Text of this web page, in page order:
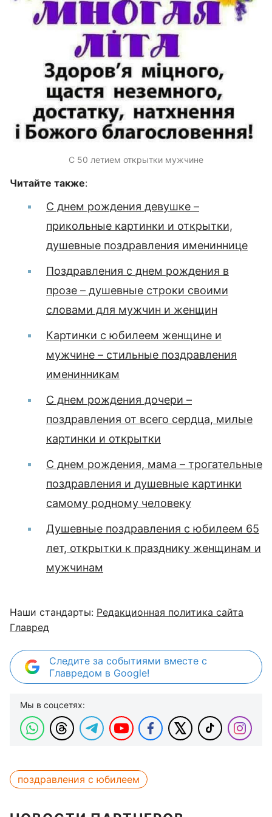
С 50 летием открытки мужчине
Читайте также:
С днем рождения девушке –
прикольные картинки и открытки,
душевные поздравления имениннице
Поздравления с днем рождения в
прозе – душевные строки своими
словами для мужчин и женщин
Картинки с юбилеем женщине и
мужчине – стильные поздравления
именинникам
С днем рождения дочери –
поздравления от всего сердца, милые
картинки и открытки
С днем рождения, мама – трогательные
поздравления и душевные картинки
самому родному человеку
Душевные поздравления с юбилеем 65
лет, открытки к празднику женщинам и
мужчинам
Наши стандарты: Редакционная политика сайта
Главред
Следите за событиями вместе с
Главредом в Google!
Мы в соцсетях:
поздравления с юбилеем